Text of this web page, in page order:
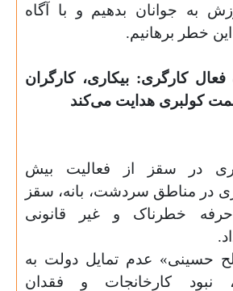
به جوانان بدهیم و با آگاه
خطر برهانیم.
کارگری: بیکاری، کارگران
کولبری هدایت می‌کند
در سقز از فعالیت بیش
مرزی در مناطق سردشت، بانه، سقز
خطرناک و غیر قانونی
.
حسینی» عدم تمایل دولت به
نبود کارخانجات و فقدان